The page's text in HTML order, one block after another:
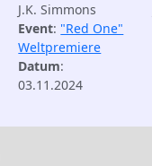
J.K. Simmons
Event: "Red One"
Weltpremiere
Datum:
03.11.2024